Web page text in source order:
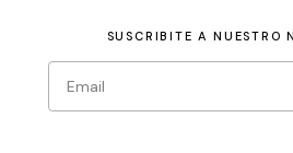
SUSCRIBITE A NUESTRO